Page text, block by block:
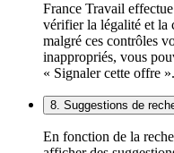
France Travail
vérifier la légalité et la
malgré ces contrôles
inappropriés, vous
« Signaler cette offre ».
8. Suggestions de
En fonction de la